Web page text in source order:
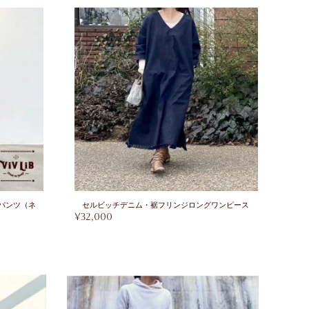
ンツ（ネ セルビッチデニム・裾フリンジロングワンピース
¥32,000